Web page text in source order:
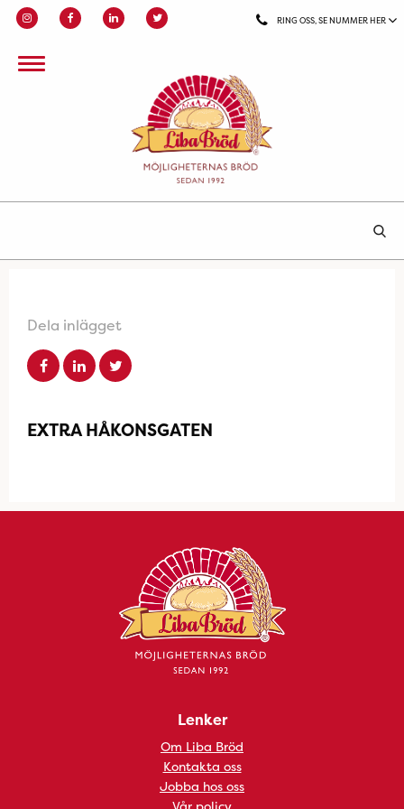
RING OSS, SE NUMMER HER
Dela inlägget
EXTRA HÅKONSGATEN
Lenker
Om Liba Bröd
Kontakta oss
Jobba hos oss